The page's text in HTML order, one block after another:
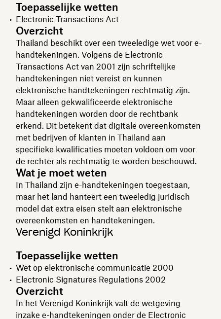
Toepasselijke wetten
Electronic Transactions Act
Overzicht
Thailand beschikt over een tweeledige wet voor e-
handtekeningen. Volgens de Electronic
Transactions Act van 2001 zijn schriftelijke
handtekeningen niet vereist en kunnen
elektronische handtekeningen rechtmatig zijn.
Maar alleen gekwalificeerde elektronische
handtekeningen worden door de rechtbank
erkend. Dit betekent dat digitale overeenkomsten
met bedrijven of klanten in Thailand aan
specifieke kwalificaties moeten voldoen om voor
de rechter als rechtmatig te worden beschouwd.
Wat je moet weten
In Thailand zijn e-handtekeningen toegestaan,
maar het land hanteert een tweeledig juridisch
model dat extra eisen stelt aan elektronische
overeenkomsten en handtekeningen.
Verenigd Koninkrijk
Toepasselijke wetten
Wet op elektronische communicatie 2000
Electronic Signatures Regulations 2002
Overzicht
In het Verenigd Koninkrijk valt de wetgeving
inzake e-handtekeningen onder de Electronic